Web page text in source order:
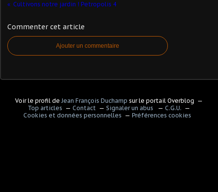
Cultivons notre jardin ! Petropolis 4
Commenter cet article
Ajouter un commentaire
Voir le profil de Jean François Duchamp sur le portail Overblog
Top articles
Contact Signaler un abus
C.G.U.
Cookies et données personnelles
Préférences cookies